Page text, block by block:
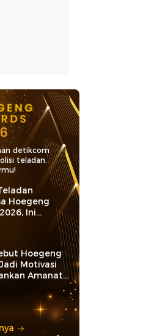
detikcom
teladan.
Hoegeng
Ini
dan Kiprahnya
Hoegeng
Motivasi
Amanat